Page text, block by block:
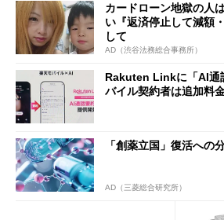
カードローン地獄の人
い『返済停止して減額
して
AD（渋谷法務総合事務所）
Rakuten Linkに「AI通
バイル契約者は追加料
「創薬立国」復活への
AD（三菱総合研究所）